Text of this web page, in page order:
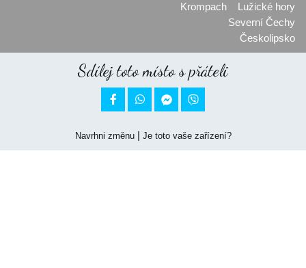
Krompach
Lužické hory
Severní Čechy
Českolipsko
Sdílej toto místo s přáteli
 
Navrhni změnu| Je toto vaše zařízení?